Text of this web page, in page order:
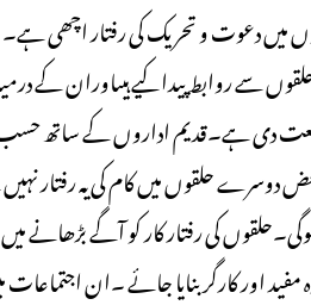
دعوت و تحریک کی رفتار اچھی ہے۔
حلقوں سے روابط پیدا کیے
وسعت دی ہے۔قدیم اداروں کے ساتھ
حلقوں میں کام کی یہ رفتار
کی رفتار کار کو آگے
مفید اور کارگر بنایا جائے ۔ان